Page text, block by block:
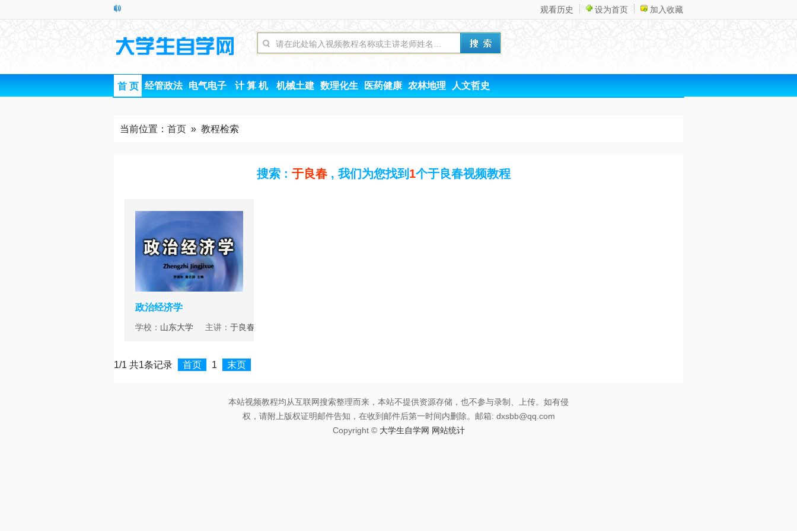
观看历史 设为首页 加入收藏
首 页 经管政法 电气电子 计 算 机 机械土建 数理化生 医药健康 农林地理 人文哲史
当前位置： 首页 » 教程检索
搜索 : 于良春 , 我们为您找到 1个于良春视频教程
政治经济学
学校： 山东大学 主讲： 于良春
1/1 共1条记录 首页 1 末页
本站视频教程均从互联网搜索整理而来，本站不提供资源存储，也不参与录制、上传。如有侵
权，请附上版权证明邮件告知，在收到邮件后第一时间内删除。邮箱: dxsbb@qq.com
Copyright © 大学生自学网 网站统计